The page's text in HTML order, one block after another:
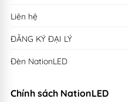
Liên hệ
ĐĂNG KÝ ĐẠI LÝ
Đèn NationLED
Chính sách NationLED